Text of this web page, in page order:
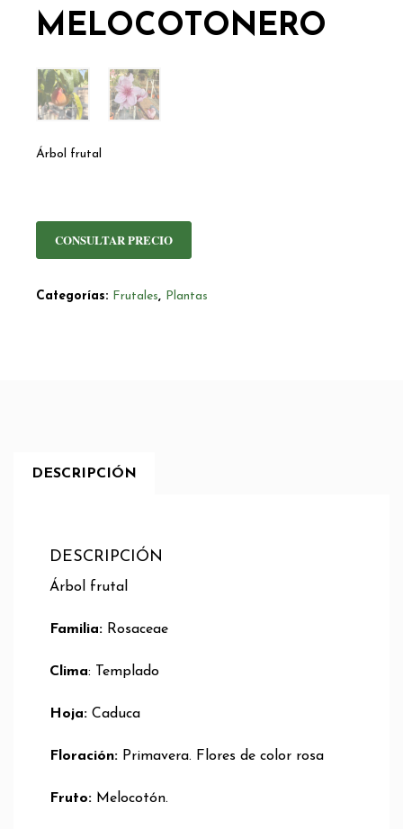
MELOCOTONERO
Árbol frutal
CONSULTAR PRECIO
Categorías: Frutales, Plantas
DESCRIPCIÓN
DESCRIPCIÓN
Árbol frutal
Familia: Rosaceae
Clima: Templado
Hoja: Caduca
Floración: Primavera. Flores de color rosa
Fruto: Melocotón.